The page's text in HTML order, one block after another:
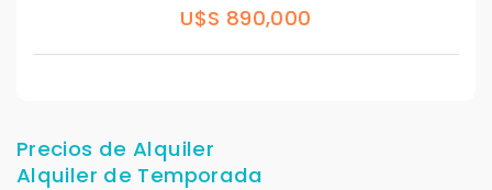
U$S 890,000
Precios de Alquiler
Alquiler de Temporada